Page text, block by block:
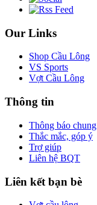
Our Links
Shop Cầu Lông
VS Sports
Vợt Cầu Lông
Thông tin
Thông báo chung
Thắc mắc, góp ý
Trợ giúp
Liên hệ BQT
Liên kết bạn bè